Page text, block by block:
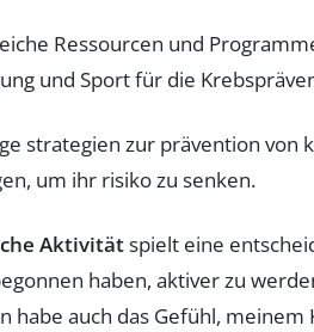
Ressourcen und
und Sport für die
Aktivitätspielt eine
haben, aktiver zu
habe auch das Gefühl,